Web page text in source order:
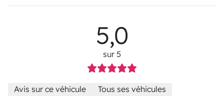
5,0
sur 5
Avis sur ce véhicule Tous ses véhicules